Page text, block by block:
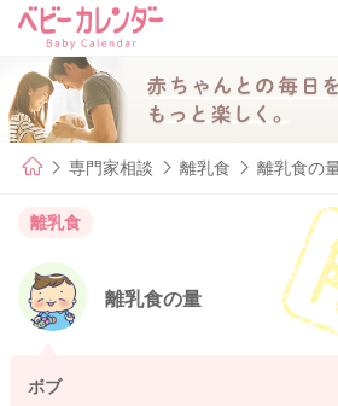
専門家相談 離乳食 離乳食の
離乳食
離乳食の量
ボブ